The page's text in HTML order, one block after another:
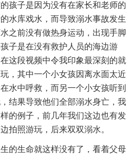
孩子是因为没有在家长和老师的
水库戏水，而导致溺水事故发生
之前没有做热身运动，出现手脚
子是在没有救护人员的海边游
这段视频中令我印象最深刻的就
，其中一个小女孩因离水面太近
水中呼救，而另一个小女孩听到
结果导致他们全部溺水身亡，我
的例子，前几年我们这边也有发
照游玩，后来双双溺水。
的生命就这样没有了，看着父母